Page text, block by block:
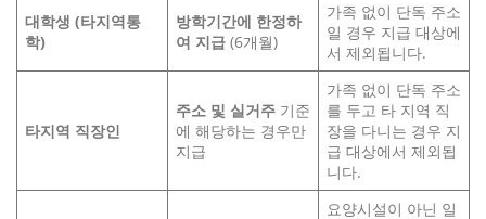
대학생 (타지역통
학)
방학기간에 한정하
여 지급 (6개월)
가족 없이 단독 주소
일 경우 지급 대상에
서 제외됩니다.
타지역 직장인
주소 및 실거주 기준
에 해당하는 경우만
지급
가족 없이 단독 주소
를 두고 타 지역 직
장을 다니는 경우 지
급 대상에서 제외됩
니다.
요양시설이 아닌 일